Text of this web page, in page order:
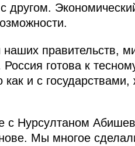
другом.
правительств,
Россия готова к
и с
с Нурсултаном
Мы многое